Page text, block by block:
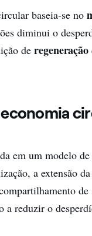
baseia-se no
diminui o
deregeneração
em um modelo
a extensão
a reduzir o